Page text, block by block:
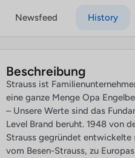
Newsfeed History
Beschreibung
Strauss ist
eine ganze Menge Opa
– Unsere Werte sind das
Level Brand beruht. 1948 von
Strauss gegründet entwickelte
vom Besen-Strauss, zu